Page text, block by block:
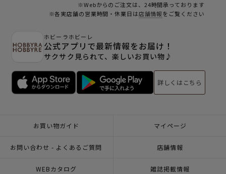
※Webからのご注文は、24時間承っております
※各実店舗の営業時間・休業日は店舗情報をご覧ください
ホビーラホビーレ
公式アプリで最新情報をお届け！
サクサク見られて、楽しいお買い物♪
詳しくはこちら
お買い物ガイド マイページ
お問い合わせ - よくあるご質問 店舗情報
WEBカタログ 雑誌掲載情報